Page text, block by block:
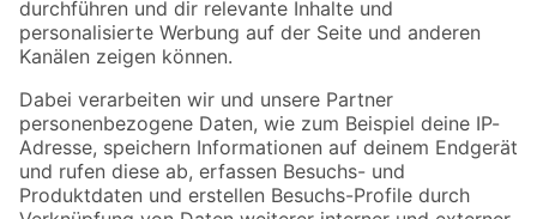
Folge uns
Zahlungsarten Versandarten